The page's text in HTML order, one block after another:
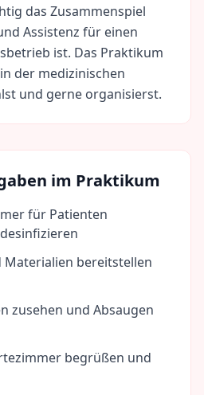
das Zusammenspiel
Assistenz für einen
ist. Das Praktikum
der medizinischen
und gerne organisierst.
im Praktikum
für Patienten
bereitstellen
zusehen und Absaugen
begrüßen und